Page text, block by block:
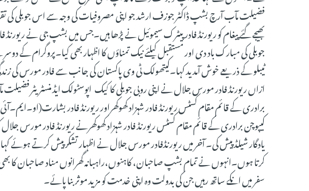
فضیلت مآب آرچ بشپ ڈاکٹر جوزف ارشد جو اپنی مصروفیات کی وجہ سے اس جوبلی
بھیجے گئے پیغام کو ریورنڈ فادر پیٹرک سیموئیل نے پڑھا ہیں۔جس میں بشپ جی نے
جوبلی کی مبارک باد دی اور مستقبل کیلئے نیک تمناؤں کا اظہار بھی کیا۔پروگرام کے
ٹیبلو کے ذریعے خوش آمدید کہا۔کیتھولک ٹی وی پاکستان کی جانب سے فادر مورس کی زندگی
ازاں ریورنڈ فادر مورس جلال نے اپنی روبی جوبلی کا کیک اپوسٹولک ایڈ منسٹریٹر
برادری کے قائم مقام کسٹس ریورنڈ فادر شہزاد کھوکھراور ریورنڈ فادر
کیپوچن برادری کے قائم مقام کسٹس ریورنڈ فادر شہزاد کھوکھرنے ریورنڈ فادر مورس جلال
یادگار شیلڈ پیش کی۔ آخر میں ریورنڈفادر مورس جلال نے اظہار تشکر پیش کرتے ہوئے کہا
سفر میں انکے ساتھ رہیں جن کی بدولت وہ اپنی خدمت کو مزید موثر بنا پائے۔